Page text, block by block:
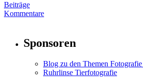
Beiträge
Kommentare
Sponsoren
Blog zu den Themen
Ruhrlinse Tierfotografie